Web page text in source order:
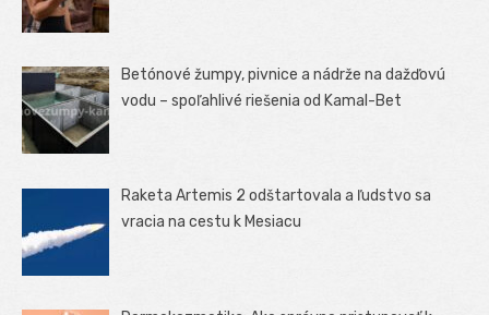
Betónové žumpy, pivnice a nádrže na dažďovú
vodu – spoľahlivé riešenia od Kamal-Bet
Raketa Artemis 2 odštartovala a ľudstvo sa
vracia na cestu k Mesiacu